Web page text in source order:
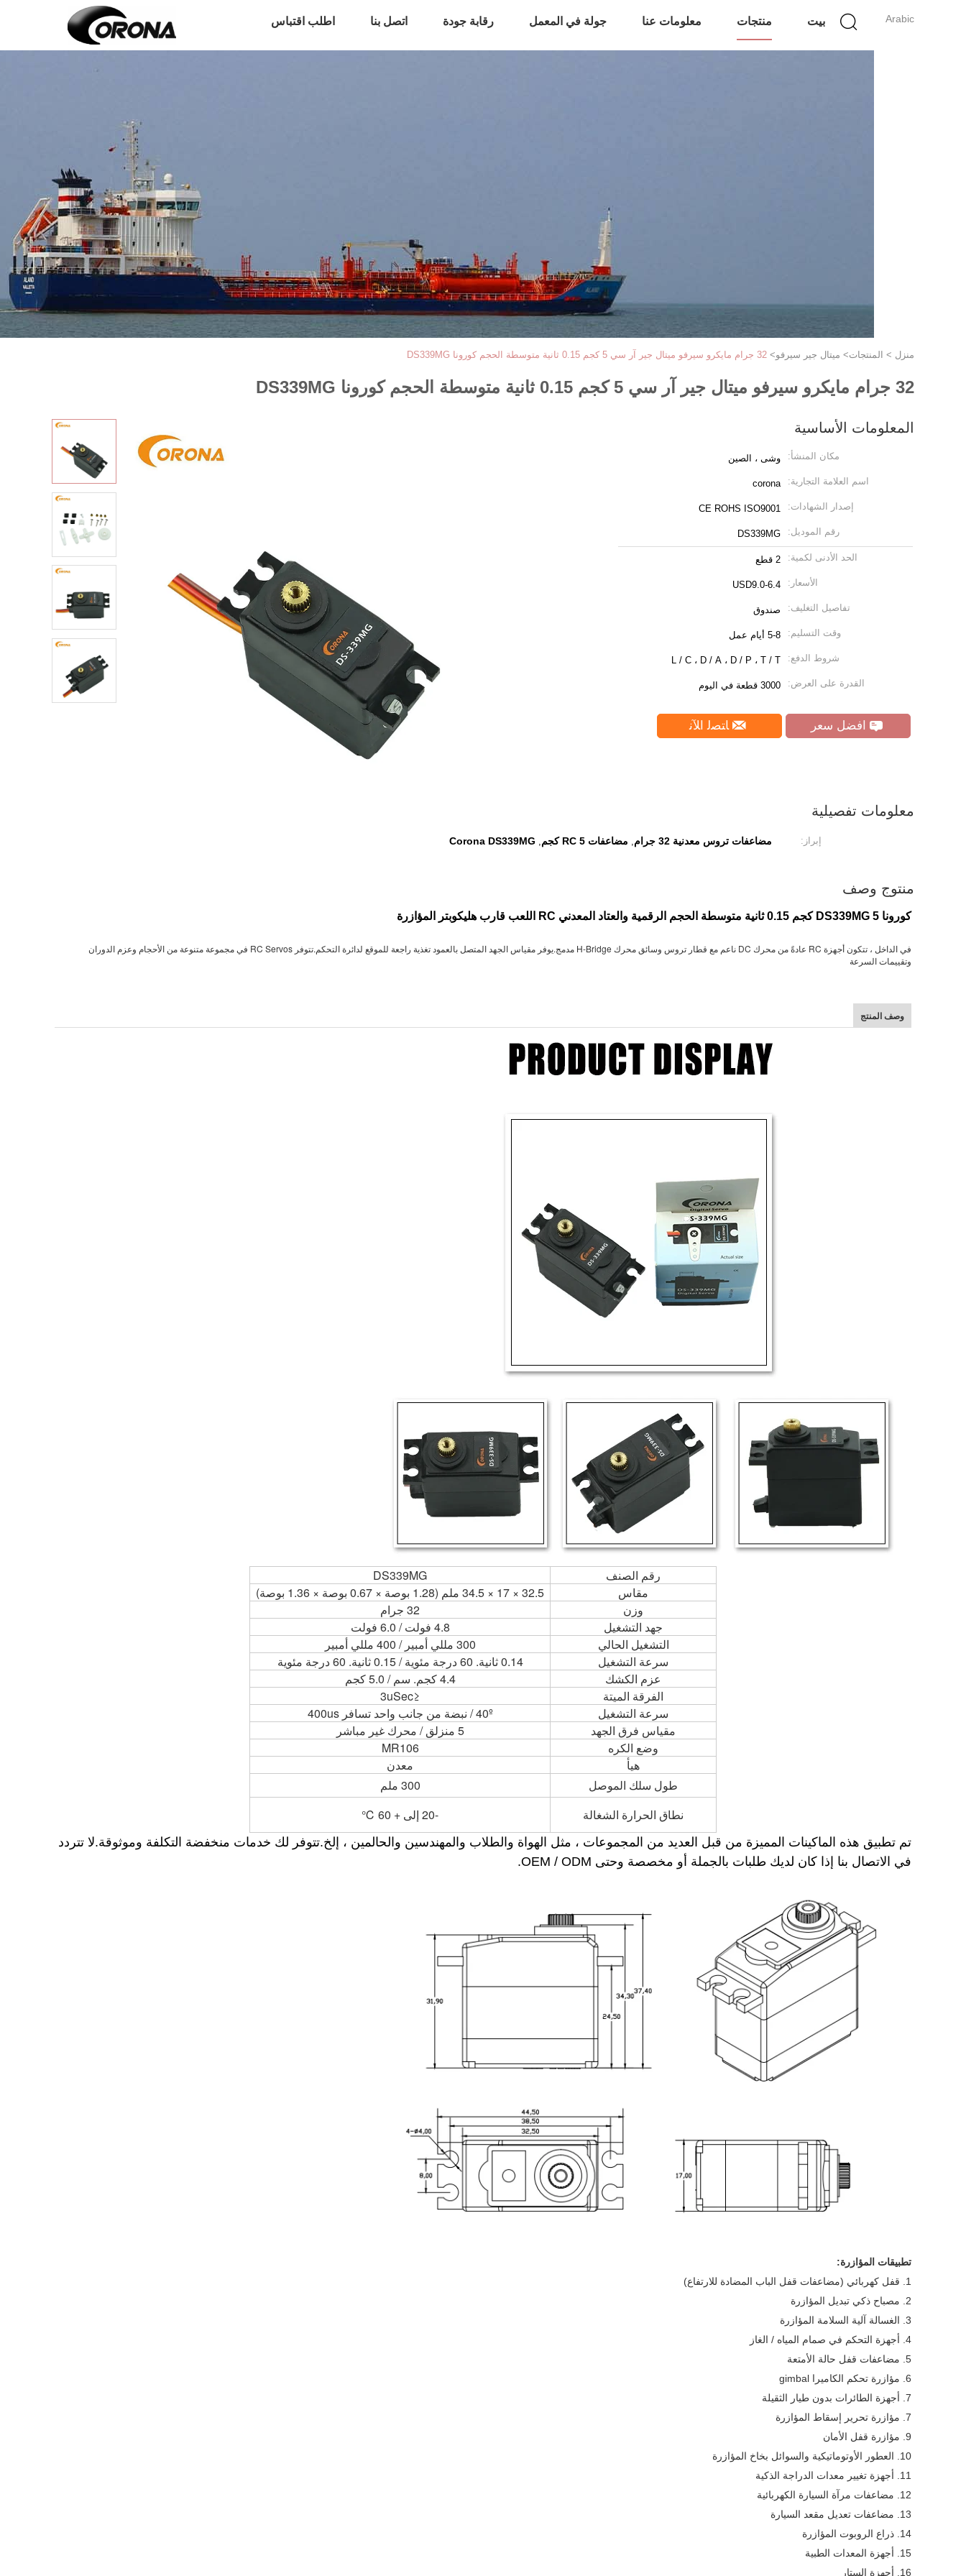
Arabic بيت منتجات معلومات عنا جولة في المعمل رقابة جودة اتصل بنا اطلب اقتباس
منزل > المنتجات> ميتال جير سيرفو> 32 جرام مايكرو سيرفو ميتال جير آر سي 5 كجم 0.15 ثانية متوسطة الحجم كورونا DS339MG
32 جرام مايكرو سيرفو ميتال جير آر سي 5 كجم 0.15 ثانية متوسطة الحجم كورونا DS339MG
المعلومات الأساسية
مكان المنشأ: وشى ، الصين
اسم العلامة التجارية: corona
إصدار الشهادات: CE ROHS ISO9001
رقم الموديل: DS339MG
الحد الأدنى لكمية: 2 قطع
الأسعار: USD9.0-6.4
تفاصيل التغليف: صندوق
وقت التسليم: 5-8 أيام عمل
شروط الدفع: L / C ، D / A ، D / P ، T / T
القدرة على العرض: 3000 قطعة في اليوم
افضل سعر ﺎﺘﺼﻟ ﺍﻶﻧ
معلومات تفصيلية
إبراز: مضاعفات تروس معدنية 32 جرام , مضاعفات RC 5 كجم ,
Corona DS339MG
منتوج وصف
كورونا DS339MG 5 كجم 0.15 ثانية متوسطة الحجم الرقمية والعتاد المعدني RC اللعب قارب هليكوبتر المؤازرة
في الداخل ، تتكون أجهزة RC عادةً من محرك DC ناعم مع قطار تروس وسائق محرك H-Bridge مدمج.يوفر مقياس الجهد المتصل بالعمود تغذية راجعة للموقع لدائرة التحكم.تتوفر RC Servos في مجموعة متنوعة من الأحجام وعزم الدوران
وتقييمات السرعة
وصف المنتج
رقم الصنف
DS339MG
مقاس
32.5 × 17 × 34.5 ملم (1.28 بوصة × 0.67 بوصة × 1.36 بوصة)
وزن
32 جرام
جهد التشغيل
4.8 فولت / 6.0 فولت
التشغيل الحالي
300 مللي أمبير / 400 مللي أمبير
سرعة التشغيل
0.14 ثانية. 60 درجة مئوية / 0.15 ثانية. 60 درجة مئوية
عزم الكشك
4.4 كجم. سم / 5.0 كجم
الفرقة الميتة
≤3uSec
سرعة التشغيل
40º / نبضة من جانب واحد تسافر 400us
مقياس فرق الجهد
5 منزلق / محرك غير مباشر
وضع الكره
MR106
هيأ
معدن
طول سلك الموصل
300 ملم
نطاق الحرارة الشغالة
-20 إلى + 60 ℃
تم تطبيق هذه الماكينات المميزة من قبل العديد من المجموعات ، مثل الهواة والطلاب والمهندسين والحالمين ، إلخ.تتوفر لك خدمات منخفضة التكلفة وموثوقة.لا تتردد
في الاتصال بنا إذا كان لديك طلبات بالجملة أو مخصصة وحتى OEM / ODM.
تطبيقات المؤازرة:
1. قفل كهربائي (مضاعفات قفل الباب المضادة للارتفاع)
2. مصباح ذكي تبديل المؤازرة
3. الغسالة آلية السلامة المؤازرة
4. أجهزة التحكم في صمام المياه / الغاز
5. مضاعفات قفل حالة الأمتعة
6. مؤازرة تحكم الكاميرا gimbal
7. أجهزة الطائرات بدون طيار الثقيلة
7. مؤازرة تحرير إسقاط المؤازرة
9. مؤازرة قفل الأمان
10. العطور الأوتوماتيكية والسوائل بخاخ المؤازرة
11. أجهزة تغيير معدات الدراجة الذكية
12. مضاعفات مرآة السيارة الكهربائية
13. مضاعفات تعديل مقعد السيارة
14. ذراع الروبوت المؤازرة
15. أجهزة المعدات الطبية
16. أجهزة الستار